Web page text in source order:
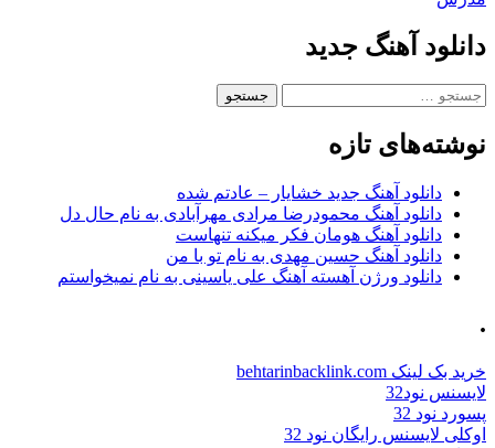
دانلود آهنگ جدید
جستجو
نوشته‌های تازه
دانلود آهنگ جدید خشایار – عادتم شده
دانلود آهنگ محمودرضا مرادی مهرآبادی به نام حال دل
دانلود آهنگ هومان فکر میکنه تنهاست
دانلود آهنگ حسین مهدی به نام تو با من
دانلود ورژن آهسته آهنگ علی یاسینی به نام نمیخواستم
.
خرید بک لینک behtarinbacklink.com
لایسنس نود32
پسورد نود 32
اوکلی لایسنس رایگان نود 32